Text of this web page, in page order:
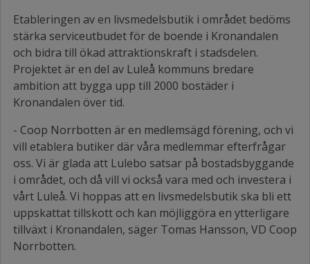
Etableringen av en livsmedelsbutik i området bedöms
stärka serviceutbudet för de boende i Kronandalen
och bidra till ökad attraktionskraft i stadsdelen.
Projektet är en del av Luleå kommuns bredare
ambition att bygga upp till 2000 bostäder i
Kronandalen över tid.
- Coop Norrbotten är en medlemsägd förening, och vi
vill etablera butiker där våra medlemmar efterfrågar
oss. Vi är glada att Lulebo satsar på bostadsbyggande
i området, och då vill vi också vara med och investera i
vårt Luleå. Vi hoppas att en livsmedelsbutik ska bli ett
uppskattat tillskott och kan möjliggöra en ytterligare
tillväxt i Kronandalen, säger Tomas Hansson, VD Coop
Norrbotten.